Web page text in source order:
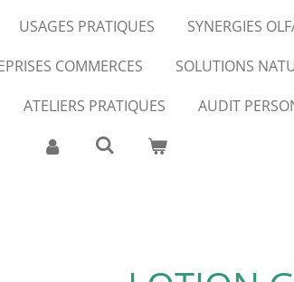
USAGES PRATIQUES
SYNERGIES
COMMERCES
SOLUTIONS
ATELIERS PRATIQUES AUDIT